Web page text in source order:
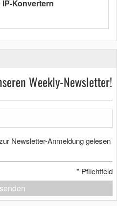
Konvertern
Weekly-Newsletter!
Newsletter-Anmeldung gelesen
* Pflichtfeld